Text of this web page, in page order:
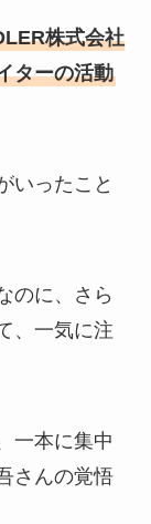
株式会社
ターの活動
いったこと
のに、さら
、一気に注
一本に集中
さんの覚悟